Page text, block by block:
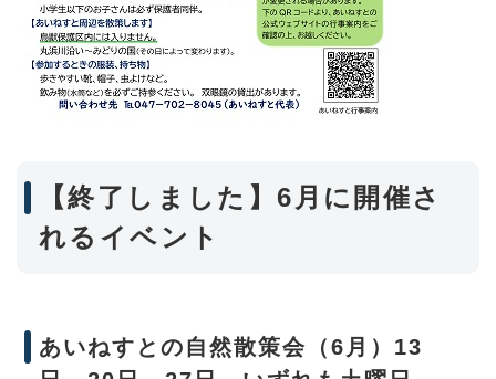
【終了しました】6月に開催さ
れるイベント
あいねすとの自然散策会（6月）13